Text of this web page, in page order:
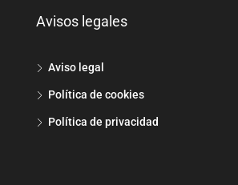
Avisos legales
Aviso legal
Política de cookies
Política de privacidad